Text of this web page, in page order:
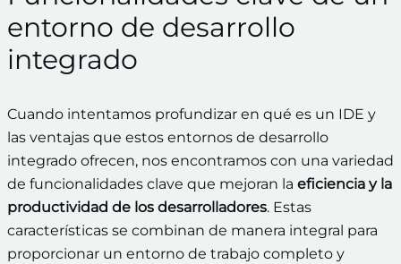
entorno de desarrollo
integrado
Cuando intentamos profundizar en qué es un IDE y
las ventajas que estos entornos de desarrollo
integrado ofrecen, nos encontramos con una variedad
de funcionalidades clave que mejoran la eficiencia y la
productividad de los desarrolladores. Estas
características se combinan de manera integral para
proporcionar un entorno de trabajo completo y